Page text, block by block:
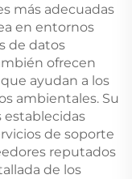
más adecuadas
en entornos
de datos
ofrecen
ayudan a los
ambientales. Su
establecidas
de soporte
reputados
de los